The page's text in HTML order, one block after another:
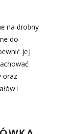
na drobny
do
jej
oraz
i